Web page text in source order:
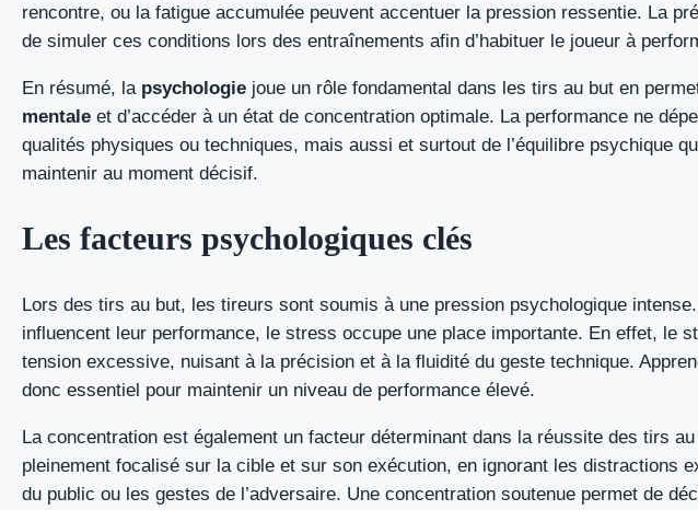
rencontre, ou la fatigue accumulée peuvent accentuer la pression ressentie. La
de simuler ces conditions lors des entraînements afin d’habituer le joueur à
En résumé, la psychologie joue un rôle fondamental dans les tirs au but en
mentale et d’accéder à un état de concentration optimale. La performance ne
qualités physiques ou techniques, mais aussi et surtout de l’équilibre psychique
maintenir au moment décisif.
Les facteurs psychologiques clés
Lors des tirs au but, les tireurs sont soumis à une pression psychologique
influencent leur performance, le stress occupe une place importante. En effet, le
tension excessive, nuisant à la précision et à la fluidité du geste technique.
donc essentiel pour maintenir un niveau de performance élevé.
La concentration est également un facteur déterminant dans la réussite des tirs
pleinement focalisé sur la cible et sur son exécution, en ignorant les distractions
du public ou les gestes de l’adversaire. Une concentration soutenue permet de